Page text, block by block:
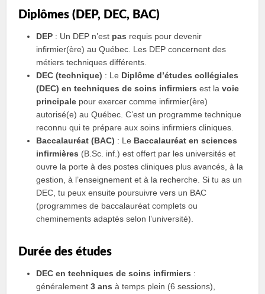
Diplômes (DEP, DEC, BAC)
DEP : Un DEP n’est pas requis pour devenir
infirmier(ère) au Québec. Les DEP concernent des
métiers techniques différents.
DEC (technique) : Le Diplôme d’études collégiales
(DEC) en techniques de soins infirmiers est lavoie
principale pour exercer comme infirmier(ère)
autorisé(e) au Québec. C’est un programme technique
reconnu qui te prépare aux soins infirmiers cliniques.
Baccalauréat (BAC) : Le Baccalauréat en sciences
infirmières (B.Sc. inf.) est offert par les universités et
ouvre la porte à des postes cliniques plus avancés, à la
gestion, à l’enseignement et à la recherche. Si tu as un
DEC, tu peux ensuite poursuivre vers un BAC
(programmes de baccalauréat complets ou
cheminements adaptés selon l’université).
Durée des études
DEC en techniques de soins infirmiers :
généralement3 ans à temps plein (6 sessions),